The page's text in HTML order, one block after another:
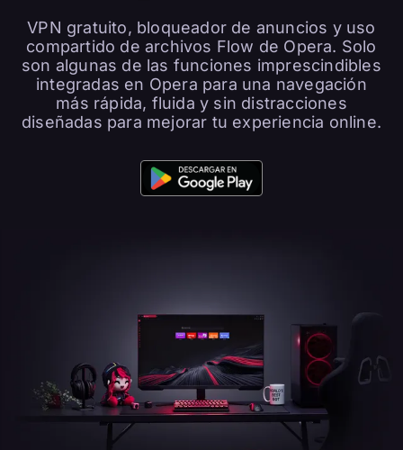
VPN gratuito, bloqueador de anuncios y uso
compartido de archivos Flow de Opera. Solo
son algunas de las funciones imprescindibles
integradas en Opera para una navegación
más rápida, fluida y sin distracciones
diseñadas para mejorar tu experiencia online.